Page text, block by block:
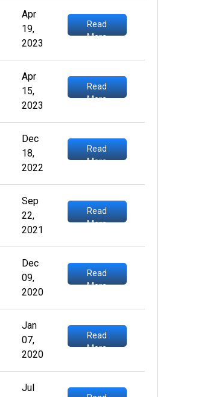
Apr
19,
2023
Read
More
Apr
15,
2023
Read
More
Dec
18,
2022
Read
More
Sep
22,
2021
Read
More
Dec
09,
2020
Read
More
Jan
07,
2020
Read
More
Jul